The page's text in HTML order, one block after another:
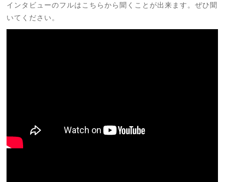
インタビューのフルはこちらから聞くことが出来ます。ぜひ聞
いてください。